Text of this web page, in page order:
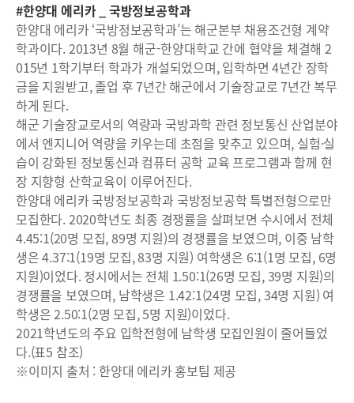
#한양대 에리카 _ 국방정보공학과
한양대 에리카 ‘국방정보공학과’는 해군본부 채용조건형 계약
학과이다. 2013년 8월 해군-한양대학교 간에 협약을 체결해 2
015년 1학기부터 학과가 개설되었으며, 입학하면 4년간 장학
금을 지원받고, 졸업 후 7년간 해군에서 기술장교로 7년간 복무
하게 된다.
해군 기술장교로서의 역량과 국방과학 관련 정보통신 산업분야
에서 엔지니어 역량을 키우는데 초점을 맞추고 있으며, 실험·실
습이 강화된 정보통신과 컴퓨터 공학 교육 프로그램과 함께 현
장 지향형 산학교육이 이루어진다.
한양대 에리카 국방정보공학과 국방정보공학 특별전형으로만
모집한다. 2020학년도 최종 경쟁률을 살펴보면 수시에서 전체
4.45:1(20명 모집, 89명 지원)의 경쟁률을 보였으며, 이중 남학
생은 4.37:1(19명 모집, 83명 지원) 여학생은 6:1(1명 모집, 6명
지원)이었다. 정시에서는 전체 1.50:1(26명 모집, 39명 지원)의
경쟁률을 보였으며, 남학생은 1.42:1(24명 모집, 34명 지원) 여
학생은 2.50:1(2명 모집, 5명 지원)이었다.
2021학년도의 주요 입학전형에 남학생 모집인원이 줄어들었
다.(표5 참조)
※이미지 출처 : 한양대 에리카 홍보팀 제공